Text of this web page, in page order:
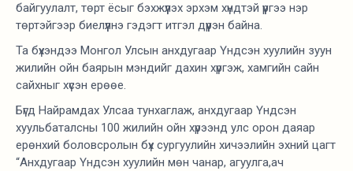
байгуулалт, төрт ёсыг бэхжүүлэх эрхэм хүндтэй үүргээ нэр
төртэйгээр биелүүлнэ гэдэгт итгэл дүүрэн байна.
Та бүхэндээ Монгол Улсын анхдугаар Үндсэн хуулийн зуун
жилийн ойн баярын мэндийг дахин хүргэж, хамгийн сайн
сайхныг хүсэн ерөөе.
Бүгд Найрамдах Улсаа тунхаглаж, анхдугаар Үндсэн
хуульбаталсны 100 жилийн ойн хүрээнд улс орон даяар
ерөнхий боловсролын бүх сургуулийн хичээлийн эхний цагт
“Анхдугаар Үндсэн хуулийн мөн чанар, агуулга,ач